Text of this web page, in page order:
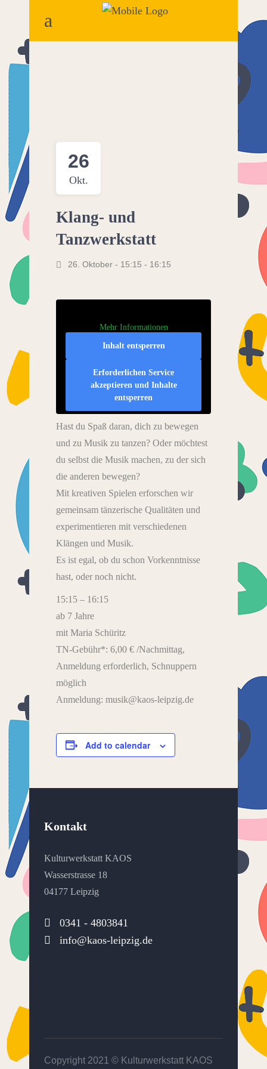
26
Okt.
Klang- und
Tanzwerkstatt
26. Oktober - 15:15 - 16:15
Mehr Informationen
Inhalt entsperren
Erforderlichen Service
akzeptieren und Inhalte
entsperren
Hast du Spaß daran, dich zu bewegen
und zu Musik zu tanzen? Oder möchtest
du selbst die Musik machen, zu der sich
die anderen bewegen?
Mit kreativen Spielen erforschen wir
gemeinsam tänzerische Qualitäten und
experimentieren mit verschiedenen
Klängen und Musik.
Es ist egal, ob du schon Vorkenntnisse
hast, oder noch nicht.
15:15 – 16:15
ab 7 Jahre
mit Maria Schüritz
TN-Gebühr*: 6,00 € /Nachmittag,
Anmeldung erforderlich, Schnuppern
möglich
Anmeldung: musik@kaos-leipzig.de
Add to calendar
Kontakt
Kulturwerkstatt KAOS
Wasserstrasse 18
04177 Leipzig
0341 - 4803841
info@kaos-leipzig.de
Copyright 2021 © Kulturwerkstatt KAOS